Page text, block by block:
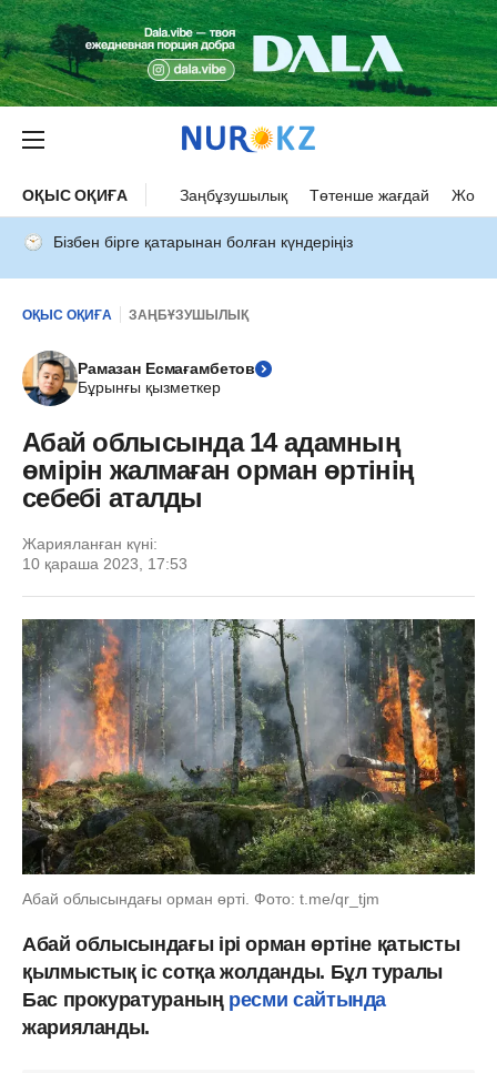
ОҚЫС ОҚИҒА Заңбұзушылық Төтенше жағдай Жол
Бізбен бірге қатарынан болған күндеріңіз
ОҚЫС ОҚИҒА ЗАҢБҰЗУШЫЛЫҚ
Рамазан Есмағамбетов
Бұрынғы қызметкер
Абай облысында 14 адамның
өмірін жалмаған орман өртінің
себебі аталды
Жарияланған күні:
10 қараша 2023, 17:53
Абай облысындағы орман өрті. Фото: t.me/qr_tjm
Абай облысындағы ірі орман өртіне қатысты
қылмыстық іс сотқа жолданды. Бұл туралы
Бас прокуратураның ресми сайтында
жарияланды.